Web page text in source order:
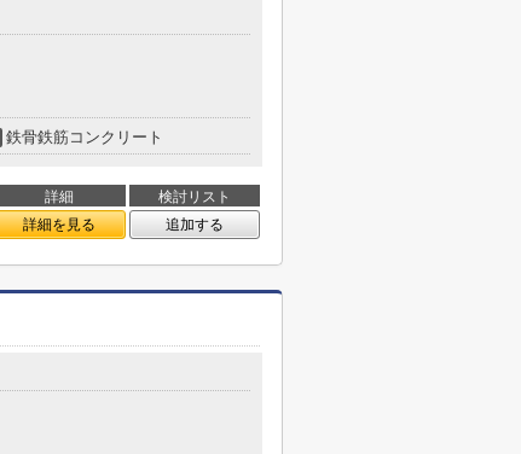
鉄骨鉄筋コンクリート
詳細
検討リスト
詳細を見る 追加する